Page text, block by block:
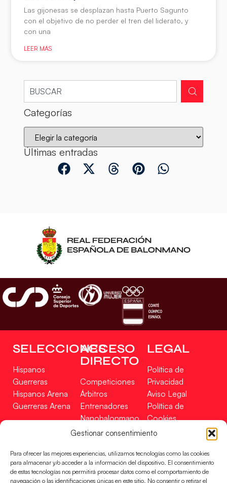
Gestionar consentimiento
Para ofrecer las mejores experiencias, utilizamos tecnologías como las cookies
para almacenar y/o acceder a la información del dispositivo. El consentimiento
de estas tecnologías nos permitirá procesar datos como el comportamiento de
navegación o las identificaciones únicas en este sitio. No consentir o retirar el
Las gijonesas se desplazan hasta Puerto Sagunto
con el objetivo de no perder el tren del liderato, y
con una
LEER MÁS
Categorías
Últimas entradas
SELECCIONES
Hispanos
Guerreras
Hispanos Arena
Guerreras Arena
ACCESO
DIRECTO
Competiciones
Árbitros
Entrenadores
Nanobalonmano
Tienda
LEGAL
Política de
Privacidad
Aviso Legal
Política de
Cookies
Mapa Web
Incidencias
EN